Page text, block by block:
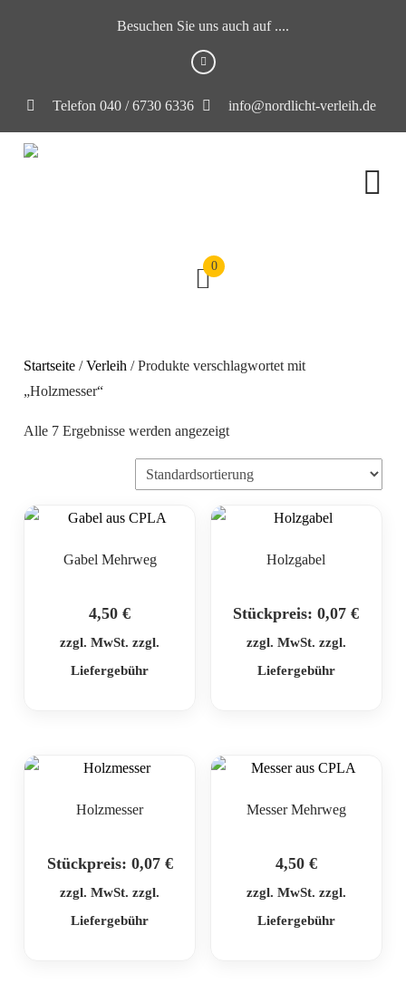
Besuchen Sie uns auch auf ....
Telefon 040 / 6730 6336 info@nordlicht-verleih.de
0
Startseite /Verleih / Produkte verschlagwortet mit
„Holzmesser“
Alle 7 Ergebnisse werden angezeigt
Gabel Mehrweg
4,50€
zzgl. MwSt. zzgl.
Liefergebühr
Holzgabel
Stückpreis:0,07€
zzgl. MwSt. zzgl.
Liefergebühr
Holzmesser
Stückpreis: 0,07 €
zzgl. MwSt. zzgl.
Liefergebühr
Messer Mehrweg
4,50 €
zzgl. MwSt. zzgl.
Liefergebühr